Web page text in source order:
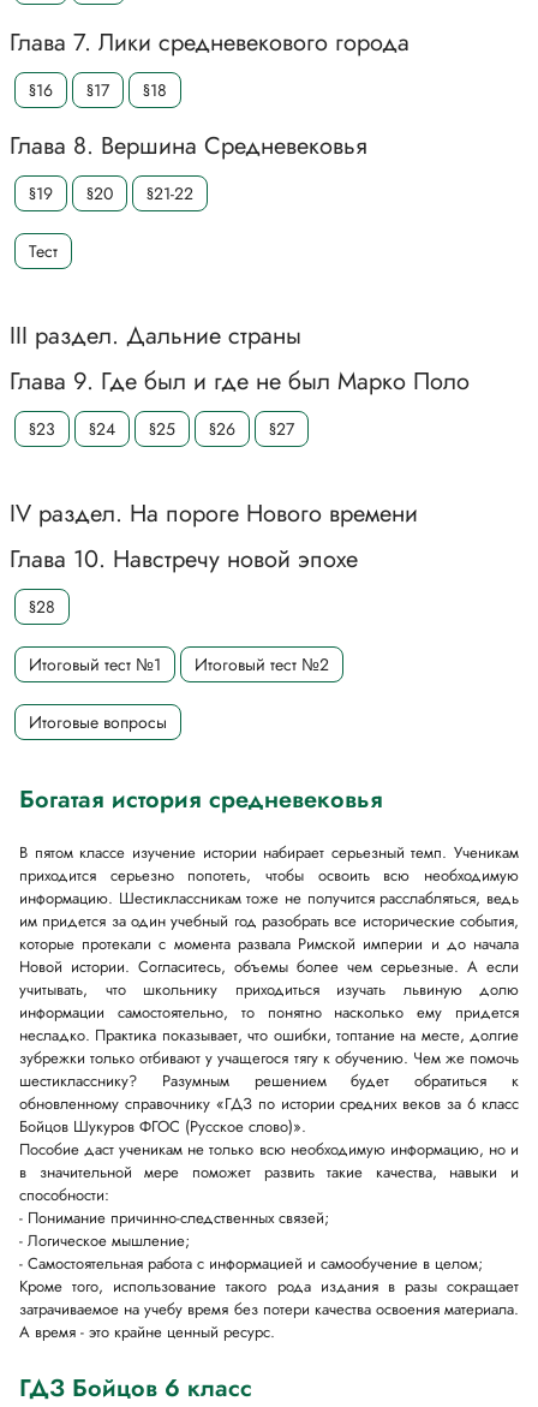
Глава 7. Лики средневекового города
§16 §17 §18
Глава 8. Вершина Средневековья
§19 §20 §21-22
Тест
III раздел. Дальние страны
Глава 9. Где был и где не был Марко Поло
§23 §24 §25 §26 §27
IV раздел. На пороге Нового времени
Глава 10. Навстречу новой эпохе
§28
Итоговый тест №1 Итоговый тест №2
Итоговые вопросы
Богатая история средневековья
В пятом классе изучение истории набирает серьезный темп. Ученикам
приходится серьезно попотеть, чтобы освоить всю необходимую
информацию. Шестиклассникам тоже не получится расслабляться, ведь
им придется за один учебный год разобрать все исторические события,
которые протекали с момента развала Римской империи и до начала
Новой истории. Согласитесь, объемы более чем серьезные. А если
учитывать, что школьнику приходиться изучать львиную долю
информации самостоятельно, то понятно насколько ему придется
несладко. Практика показывает, что ошибки, топтание на месте, долгие
зубрежки только отбивают у учащегося тягу к обучению. Чем же помочь
шестикласснику? Разумным решением будет обратиться к
обновленному справочнику «ГДЗ по истории средних веков за 6 класс
Бойцов Шукуров ФГОС (Русское слово)».
Пособие даст ученикам не только всю необходимую информацию, но и
в значительной мере поможет развить такие качества, навыки и
способности:
- Понимание причинно-следственных связей;
- Логическое мышление;
- Самостоятельная работа с информацией и самообучение в целом;
Кроме того, использование такого рода издания в разы сокращает
затрачиваемое на учебу время без потери качества освоения материала.
А время - это крайне ценный ресурс.
ГДЗ Бойцов 6 класс